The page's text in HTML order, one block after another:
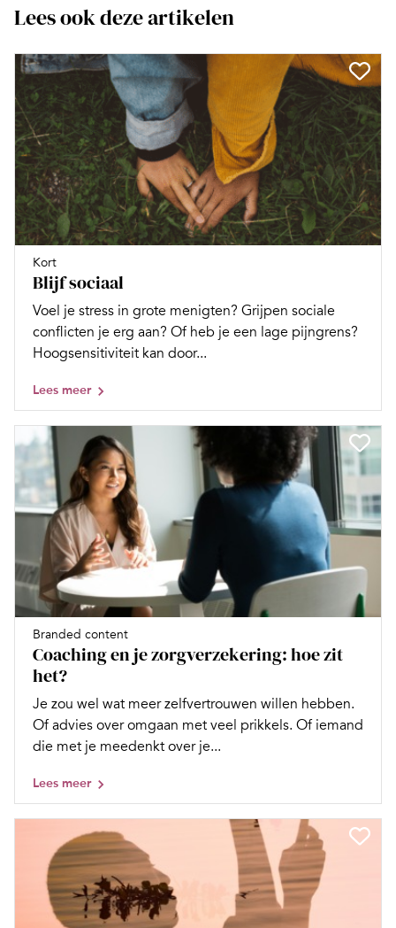
Lees ook deze artikelen
Kort
Blijf sociaal
Voel je stress in grote menigten? Grijpen sociale
conflicten je erg aan? Of heb je een lage pijngrens?
Hoogsensitiviteit kan door...
Lees meer
Branded content
Coaching en je zorgverzekering: hoe zit
het?
Je zou wel wat meer zelfvertrouwen willen hebben.
Of advies over omgaan met veel prikkels. Of iemand
die met je meedenkt over je...
Lees meer